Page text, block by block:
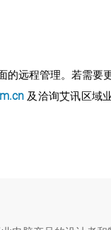
的远程管理。若需要
及洽询艾讯区域